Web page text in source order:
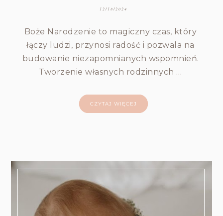
12/18/2024
Boże Narodzenie to magiczny czas, który
łączy ludzi, przynosi radość i pozwala na
budowanie niezapomnianych wspomnień.
Tworzenie własnych rodzinnych …
CZYTAJ WIĘCEJ